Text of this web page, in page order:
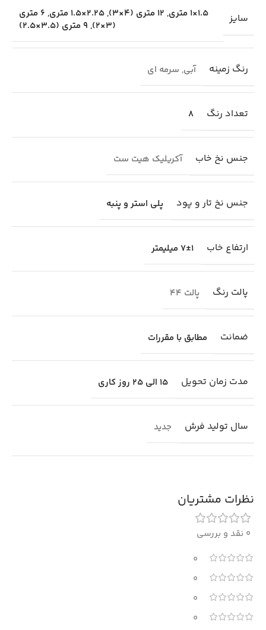
سایز 1.5×1 متری , 12 متری (4×3) ,2.25×1.5 متری ,
6 متری
(3×2)
, 9 متری (3.5×2.5)
رنگ زمینه آبی, سرمه ای
تعداد رنگ 8
جنس نخ خاب آکریلیک هیت ست
جنس نخ تار و پود پلی استر و پنبه
ارتفاع خاب 7±1 میلیمتر
پالت رنگ پالت 44
ضمانت مطابق با مقررات
مدت زمان تحویل 15 الی 25 روز کاری
سال تولید فرش جدید
نظرات مشتریان
0 نقد و بررسی
0
0
0
0